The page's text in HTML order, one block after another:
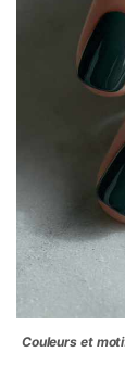
Couleurs et